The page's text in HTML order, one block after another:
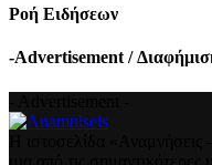
Ροή Ειδήσεων
-Advertisement /